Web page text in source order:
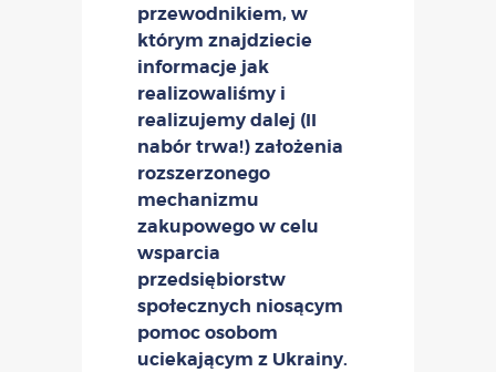
przewodnikiem, w
którym znajdziecie
informacje jak
realizowaliśmy i
realizujemy dalej (II
nabór trwa!) założenia
rozszerzonego
mechanizmu
zakupowego w celu
wsparcia
przedsiębiorstw
społecznych niosącym
pomoc osobom
uciekającym z Ukrainy.